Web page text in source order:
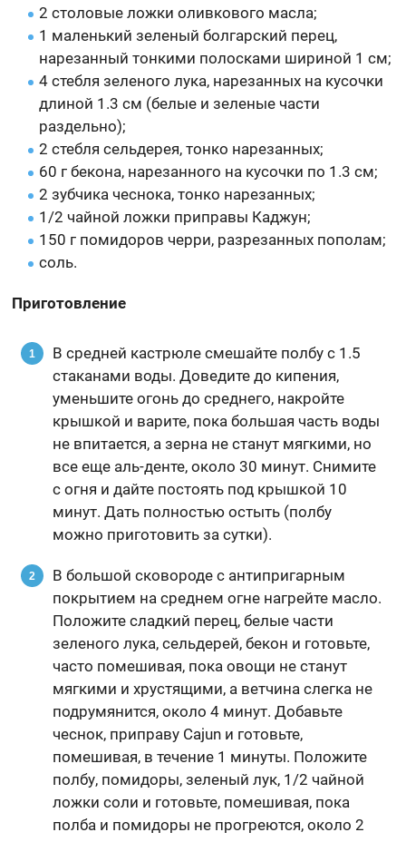
2 столовые ложки оливкового масла;
1 маленький зеленый болгарский перец,
нарезанный тонкими полосками шириной 1 см;
4 стебля зеленого лука, нарезанных на кусочки
длиной 1.3 см (белые и зеленые части
раздельно);
2 стебля сельдерея, тонко нарезанных;
60 г бекона, нарезанного на кусочки по 1.3 см;
2 зубчика чеснока, тонко нарезанных;
1/2 чайной ложки приправы Каджун;
150 г помидоров черри, разрезанных пополам;
соль.
Приготовление
В средней кастрюле смешайте полбу с 1.5
стаканами воды. Доведите до кипения,
уменьшите огонь до среднего, накройте
крышкой и варите, пока большая часть воды
не впитается, а зерна не станут мягкими, но
все еще аль-денте, около 30 минут. Снимите
с огня и дайте постоять под крышкой 10
минут. Дать полностью остыть (полбу
можно приготовить за сутки).
В большой сковороде с антипригарным
покрытием на среднем огне нагрейте масло.
Положите сладкий перец, белые части
зеленого лука, сельдерей, бекон и готовьте,
часто помешивая, пока овощи не станут
мягкими и хрустящими, а ветчина слегка не
подрумянится, около 4 минут. Добавьте
чеснок, приправу Cajun и готовьте,
помешивая, в течение 1 минуты. Положите
полбу, помидоры, зеленый лук, 1/2 чайной
ложки соли и готовьте, помешивая, пока
полба и помидоры не прогреются, около 2